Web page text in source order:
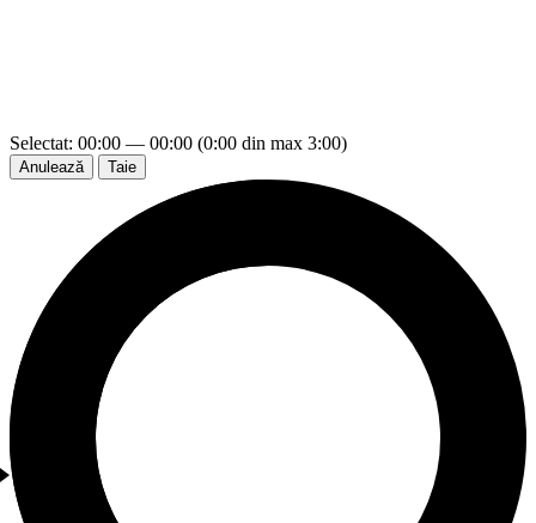
Selectat: 00:00 — 00:00 (0:00 din max 3:00)
Anulează Taie